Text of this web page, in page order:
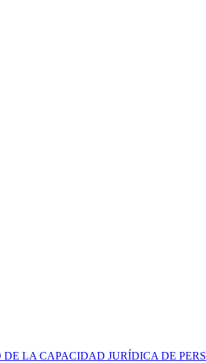
LA CAPACIDAD JURÍDICA DE